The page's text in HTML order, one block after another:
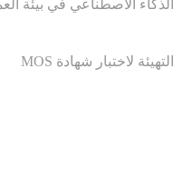
الذكاء الاصطناعي في بيئة
التهيئة لاختبار شهادة MOS